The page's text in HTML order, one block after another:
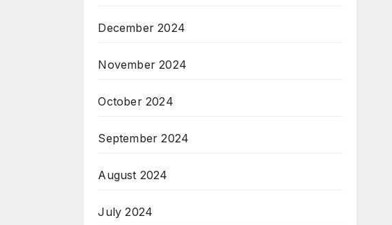
December 2024
November 2024
October 2024
September 2024
August 2024
July 2024